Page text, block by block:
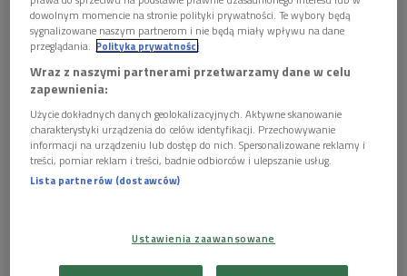
dowolnym momencie na stronie polityki prywatności. Te wybory będą
sygnalizowane naszym partnerom i nie będą miały wpływu na dane
przeglądania. Polityka prywatności
Wraz z naszymi partnerami przetwarzamy dane w celu
zapewnienia:
Użycie dokładnych danych geolokalizacyjnych. Aktywne skanowanie
charakterystyki urządzenia do celów identyfikacji. Przechowywanie
informacji na urządzeniu lub dostęp do nich. Spersonalizowane reklamy i
treści, pomiar reklam i treści, badnie odbiorców i ulepszanie usług.
Lista partnerów (dostawców)
Ustawienia zaawansowane